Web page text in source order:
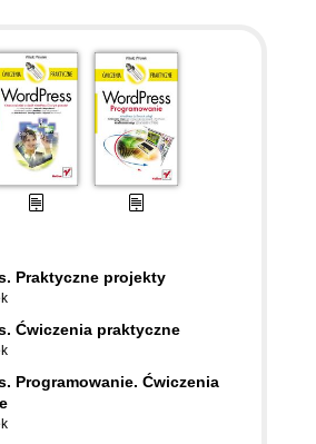
Praktyczne projekty
Ćwiczenia praktyczne
Programowanie. Ćwiczenia